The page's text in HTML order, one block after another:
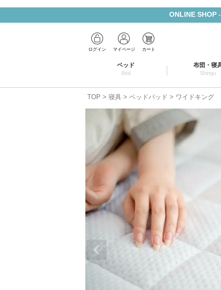
ONLINE SHOP
ログイン マイページ カート
ベッド
Bed
布団・寝
Shingu
TOP 寝具 ベッドパッド ワイドキング